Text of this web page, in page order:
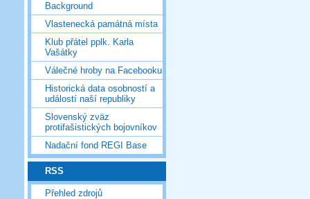
Background
Vlastenecká památná místa
Klub přátel pplk. Karla
Vašátky
Válečné hroby na Facebooku
Historická data osobností a
událostí naší republiky
Slovenský zväz
protifašistických bojovníkov
Nadační fond REGI Base
RSS
Přehled zdrojů